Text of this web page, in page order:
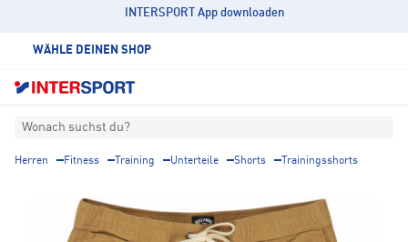
INTERSPORT App downloaden
WÄHLE DEINEN SHOP
Wonach suchst du?
Herren Fitness Training Unterteile Shorts Trainingsshorts